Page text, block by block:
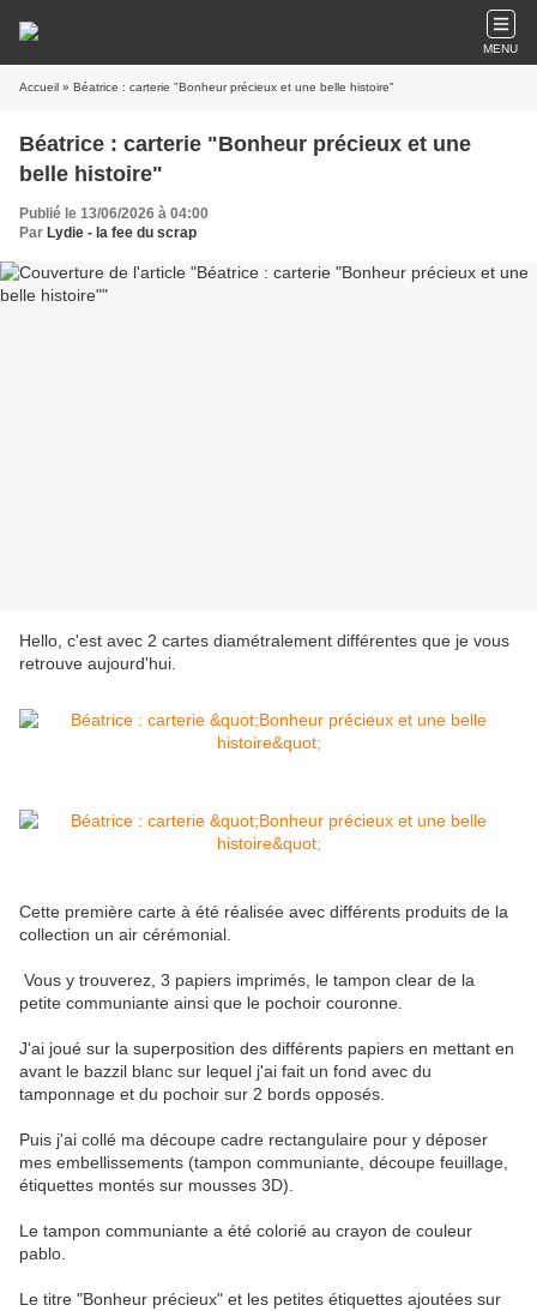
MENU
Accueil » Béatrice : carterie "Bonheur précieux et une belle histoire"
Béatrice : carterie "Bonheur précieux et une
belle histoire"
Publié le 13/06/2026 à 04:00
Par Lydie - la fee du scrap
Hello, c'est avec 2 cartes diamétralement différentes que je vous
retrouve aujourd'hui.
Cette première carte à été réalisée avec différents produits de la
collection un air cérémonial.
Vous y trouverez, 3 papiers imprimés, le tampon clear de la
petite communiante ainsi que le pochoir couronne.
J'ai joué sur la superposition des différents papiers en mettant en
avant le bazzil blanc sur lequel j'ai fait un fond avec du
tamponnage et du pochoir sur 2 bords opposés.
Puis j'ai collé ma découpe cadre rectangulaire pour y déposer
mes embellissements (tampon communiante, découpe feuillage,
étiquettes montés sur mousses 3D).
Le tampon communiante a été colorié au crayon de couleur
pablo.
Le titre "Bonheur précieux" et les petites étiquettes ajoutées sur